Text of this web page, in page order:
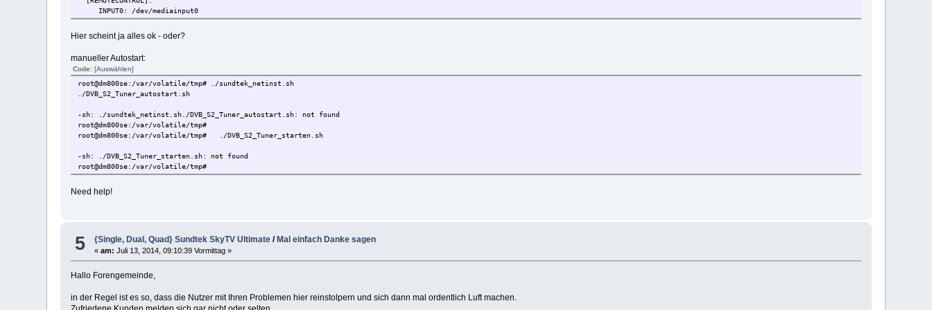
checking system...
Kernel is supported
Downloading architecture specific driver ... dreambox
Download finished, installing now ...
Using /dev/misc/vtuner0 interface
Starting driver...
done.
root@dm800se:/var/volatile/tmp#
INPUT0: /dev/mediainput0
Hier scheint ja alles ok - oder?
manueller Autostart:
Code:[Auswählen]
root@dm800se:/var/volatile/tmp# ./sundtek_netinst.sh
./DVB_S2_Tuner_autostart.sh
-sh: ./sundtek_netinst.sh./DVB_S2_Tuner_autostart.sh: not found
root@dm800se:/var/volatile/tmp#
root@dm800se:/var/volatile/tmp# ./DVB_S2_Tuner_starten.sh
-sh: ./DVB_S2_Tuner_starten.sh: not found
root@dm800se:/var/volatile/tmp#
Need help!
5 {Single, Dual, Quad} Sundtek SkyTV Ultimate / Mal einfach Danke sagen
«am: Juli 13, 2014, 09:10:39 Vormittag »
Hallo Forengemeinde,
in der Regel ist es so, dass die Nutzer mit Ihren Problemen hier reinstolpern und sich dann mal ordentlich Luft machen.